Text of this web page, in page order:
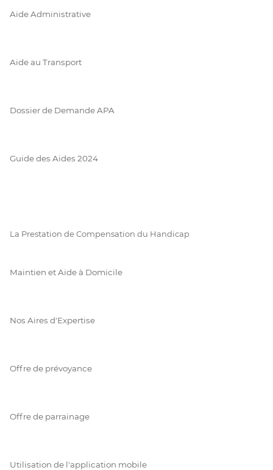
Aide Administrative
Aide au Transport
Dossier de Demande APA
Guide des Aides 2024
La Prestation de Compensation du Handicap
Maintien et Aide à Domicile
Nos Aires d'Expertise
Offre de prévoyance
Offre de parrainage
Utilisation de l'application mobile